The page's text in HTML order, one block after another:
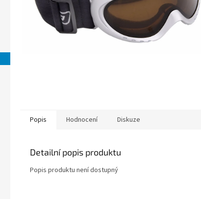
Popis Hodnocení Diskuze
Detailní popis produktu
Popis produktu není dostupný